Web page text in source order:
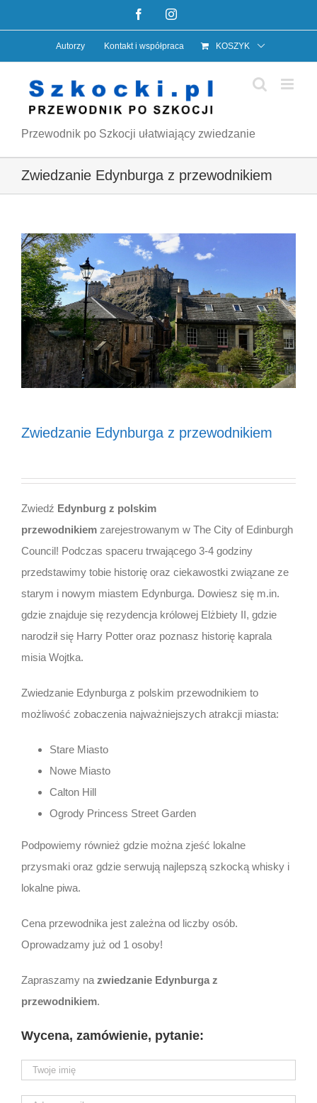
do
FacebookInstagram
Autorzy Kontakt i współpraca KOSZYK
Przewodnik po Szkocji ułatwiający zwiedzanie
Zwiedzanie Edynburga z przewodnikiem
Zwiedzanie Edynburga z przewodnikiem
Zwiedź Edynburg z polskim
przewodnikiem zarejestrowanym w The City of Edinburgh
Council! Podczas spaceru trwającego 3-4 godziny
przedstawimy tobie historię oraz ciekawostki związane ze
starym i nowym miastem Edynburga. Dowiesz się m.in.
gdzie znajduje się rezydencja królowej Elżbiety II, gdzie
narodził się Harry Potter oraz poznasz historię kaprala
misia Wojtka.
Zwiedzanie Edynburga z polskim przewodnikiem to
możliwość zobaczenia najważniejszych atrakcji miasta:
Stare Miasto
Nowe Miasto
Calton Hill
Ogrody Princess Street Garden
Podpowiemy również gdzie można zjeść lokalne
przysmaki oraz gdzie serwują najlepszą szkocką whisky i
lokalne piwa.
Cena przewodnika jest zależna od liczby osób.
Oprowadzamy już od 1 osoby!
Zapraszamy na zwiedzanie Edynburga z
przewodnikiem.
Wycena, zamówienie, pytanie: